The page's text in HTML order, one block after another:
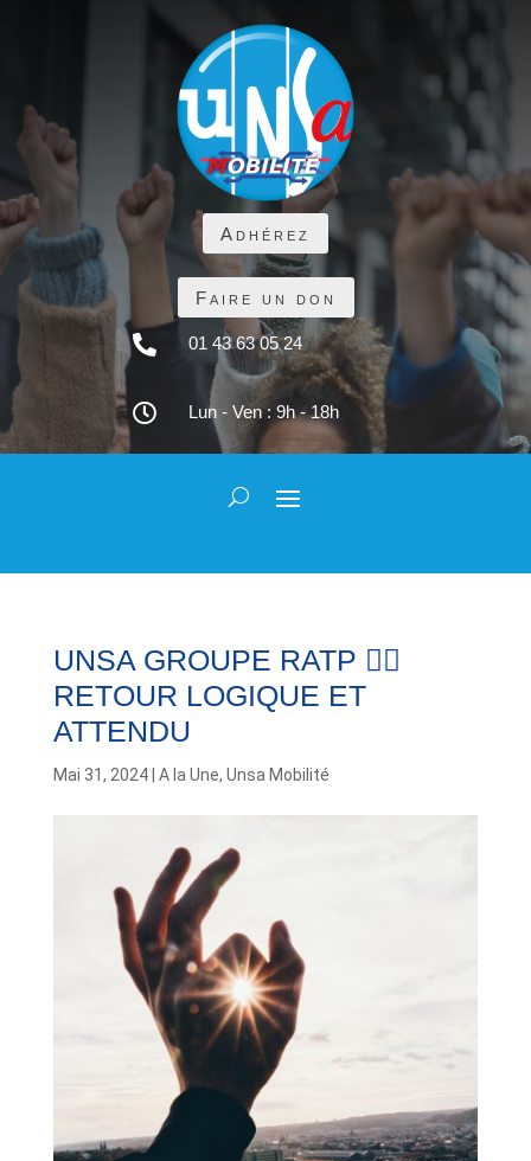
Adhérez
Faire un don
 01 43 63 05 24
 Lun - Ven : 9h - 18h
UNSA GROUPE RATP 👉🏽
RETOUR LOGIQUE ET
ATTENDU
Mai 31, 2024| A la Une, Unsa Mobilité